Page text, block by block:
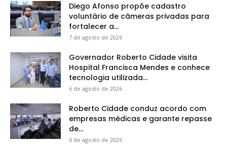
Diego Afonso propõe cadastro
voluntário de câmeras privadas para
fortalecer a...
7 de agosto de 2026
Governador Roberto Cidade visita
Hospital Francisca Mendes e conhece
tecnologia utilizada...
6 de agosto de 2026
Roberto Cidade conduz acordo com
empresas médicas e garante repasse
de...
6 de agosto de 2026